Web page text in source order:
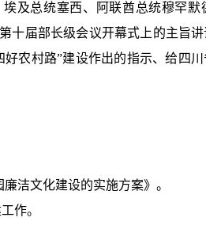
及总统塞西、阿联酋总统穆罕默
十届部长级会议开幕式上的主旨
农村路”建设作出的指示、给四
洁文化建设的实施方案》。
作。